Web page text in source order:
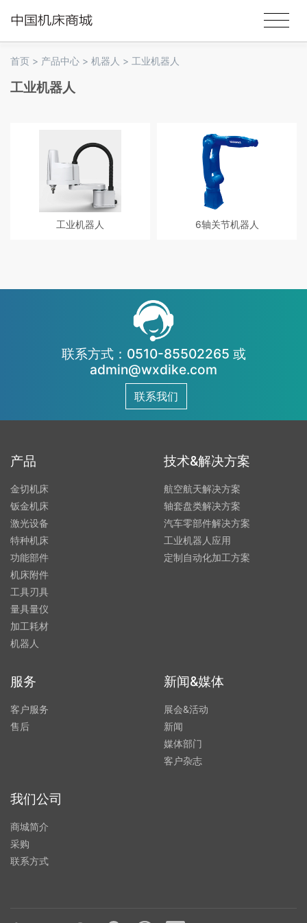
首页 > 产品中心 > 机器人 > 工业机器人
工业机器人
工业机器人 6轴关节机器人
联系方式：0510-85502265 或
admin@wxdike.com
联系我们
产品
金切机床
钣金机床
激光设备
特种机床
功能部件
机床附件
工具刃具
量具量仪
加工耗材
机器人
技术&解决方案
航空航天解决方案
轴套盘类解决方案
汽车零部件解决方案
工业机器人应用
定制自动化加工方案
服务
客户服务
售后
新闻&媒体
展会&活动
新闻
媒体部门
客户杂志
我们公司
商城简介
采购
联系方式